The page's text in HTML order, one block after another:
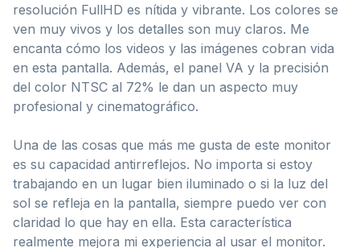
resolución FullHD es nítida y vibrante. Los colores se
ven muy vivos y los detalles son muy claros. Me
encanta cómo los videos y las imágenes cobran vida
en esta pantalla. Además, el panel VA y la precisión
del color NTSC al 72% le dan un aspecto muy
profesional y cinematográfico.
Una de las cosas que más me gusta de este monitor
es su capacidad antirreflejos. No importa si estoy
trabajando en un lugar bien iluminado o si la luz del
sol se refleja en la pantalla, siempre puedo ver con
claridad lo que hay en ella. Esta característica
realmente mejora mi experiencia al usar el monitor.